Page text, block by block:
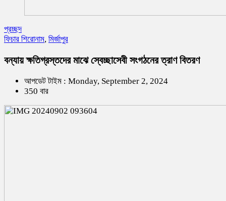
প্রচ্ছদ
ফিচার শিরোনাম, মির্জাপুর
বন্যায় ক্ষতিগ্রস্তদের মাঝে স্বেচ্ছাসেবী সংগঠনের ত্রাণ বিতরণ
আপডেট টাইম : Monday, September 2, 2024
350 বার